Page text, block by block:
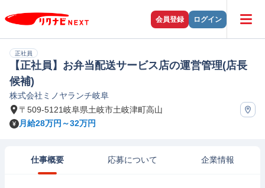
会員登録 ログイン
正社員
【正社員】お弁当配送サービス店の運営管理(店長
候補)
株式会社ミノヤランチ岐阜
〒509-5121岐阜県土岐市土岐津町高山
月給28万円～32万円
仕事概要 応募について 企業情報